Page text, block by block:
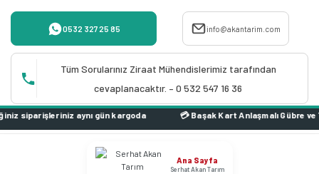
0532 327 25 85 info@akantarim.com
Tüm Sorularınız Ziraat Mühendislerimiz tarafından
cevaplanacaktır. – 0 532 547 16 36
gün kargoda
Ana Sayfa
Serhat Akan Tarım